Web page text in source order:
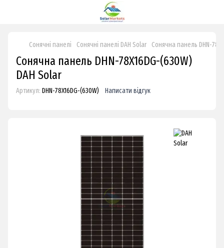
Сонячні панелі Сонячні панелі DAH Solar Сонячна панель DHN-
Сонячна панель DHN-78X16DG-(630W)
DAH Solar
Артикул: DHN-78X16DG-(630W) Написати відгук